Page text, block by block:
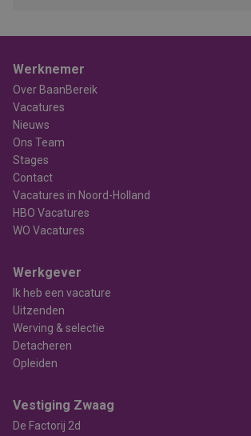
Werknemer
Over BaanBereik
Vacatures
Nieuws
Ons Team
Stages
Contact
Vacatures in Noord-Holland
HBO Vacatures
WO Vacatures
Werkgever
Ik heb een vacature
Uitzenden
Werving & selectie
Detacheren
Opleiden
Vestiging Zwaag
De Factorij 2d